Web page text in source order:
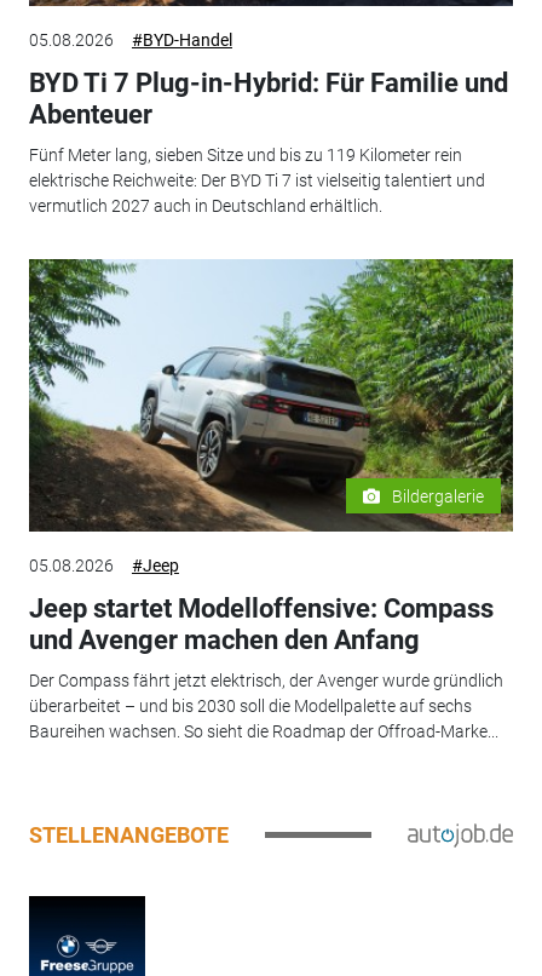
05.08.2026 #BYD-Handel
BYD Ti 7 Plug-in-Hybrid: Für Familie und
Abenteuer
Fünf Meter lang, sieben Sitze und bis zu 119 Kilometer rein
elektrische Reichweite: Der BYD Ti 7 ist vielseitig talentiert und
vermutlich 2027 auch in Deutschland erhältlich.
Bildergalerie
05.08.2026 #Jeep
Jeep startet Modelloffensive: Compass
und Avenger machen den Anfang
Der Compass fährt jetzt elektrisch, der Avenger wurde gründlich
überarbeitet – und bis 2030 soll die Modellpalette auf sechs
Baureihen wachsen. So sieht die Roadmap der Offroad-Marke...
STELLENANGEBOTE